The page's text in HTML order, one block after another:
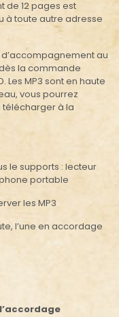
de 12 pages est
à toute autre adresse
d’accompagnement au
la commande
Les MP3 sont en haute
vous pourrez
télécharger à la
le supports : lecteur
portable
les MP3
l’une en accordage